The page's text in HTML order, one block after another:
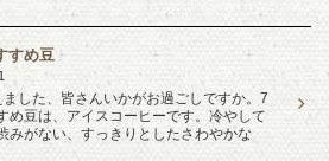
すめ豆
した、皆さんいかがお過ごしですか。7
め豆は、アイスコーヒーです。冷やして
みがない、すっきりとしたさわやかな